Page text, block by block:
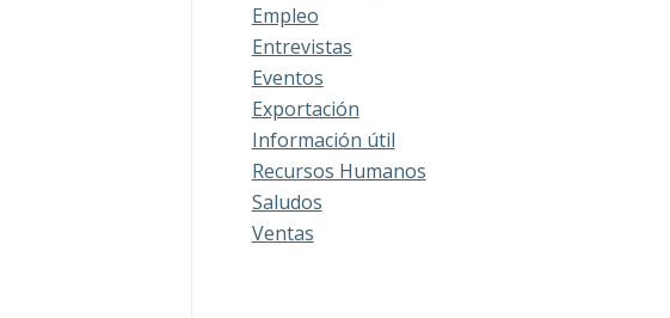
Empleo
Entrevistas
Eventos
Exportación
Información útil
Recursos Humanos
Saludos
Ventas